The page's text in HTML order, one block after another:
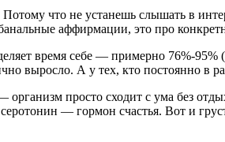
что не устанешь слышать в
аффирмации, это про
время себе — примерно 76%-
выросло. А у тех, кто постоянно в
просто сходит с ума без
— гормон счастья. Вот и